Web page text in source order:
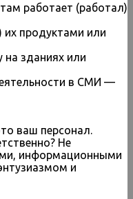
работает (работал)
их продуктами или
на зданиях или
в СМИ —
ваш персонал.
Не
информационными
и